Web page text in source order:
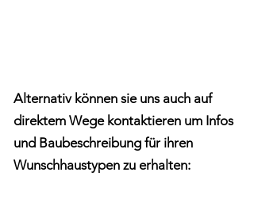
Alternativ können sie uns auch auf
direktem Wege kontaktieren um Infos
und Baubeschreibung für ihren
Wunschhaustypen zu erhalten: